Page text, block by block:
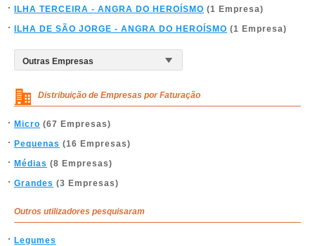
ILHA TERCEIRA - ANGRA DO HEROÍSMO (1 Empresa)
ILHA DE SÃO JORGE - ANGRA DO HEROÍSMO (1 Empresa)
Distribuição de Empresas por Faturação
Micro (67 Empresas)
Pequenas (16 Empresas)
Médias (8 Empresas)
Grandes (3 Empresas)
Outros utilizadores pesquisaram
Legumes